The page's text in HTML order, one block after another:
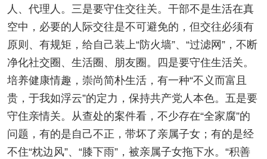
人、代理人。三是要守住交往关。干部不是生活在真
空中，必要的人际交往是不可避免的，但交往必须有
原则、有规矩，给自己装上“防火墙”、“过滤网”，不断
净化社交圈、生活圈、朋友圈。四是要守住生活关。
培养健康情趣，崇尚简朴生活，有一种“不义而富且
贵，于我如浮云”的定力，保持共产党人本色。五是要
守住亲情关。从查处的案件看，不少存在“全家腐”的
问题，有的是自己不正，带坏了亲属子女；有的是经
不住“枕边风”、“膝下雨”，被亲属子女拖下水。“积善